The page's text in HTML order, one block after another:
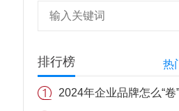
排行榜 热
2024年企业品牌怎么“卷